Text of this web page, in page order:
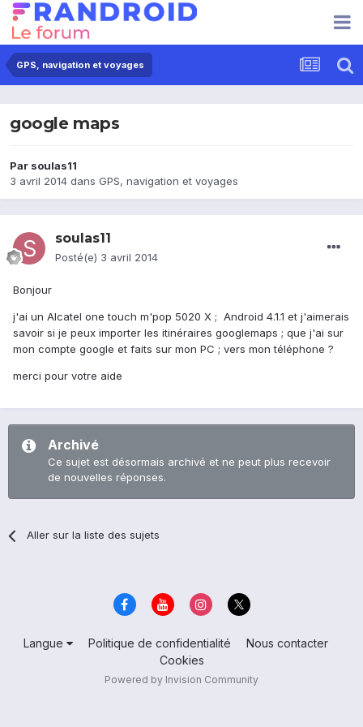
GPS, navigation et voyages
google maps
Par soulas11
3 avril 2014 dans GPS, navigation et voyages
soulas11
Posté(e) 3 avril 2014
Bonjour
j'ai un Alcatel one touch m'pop 5020 X ; Android 4.1.1 et j'aimerais
savoir si je peux importer les itinéraires googlemaps ; que j'ai sur
mon compte google et faits sur mon PC ; vers mon téléphone ?
merci pour votre aide
Archivé
Ce sujet est désormais archivé et ne peut plus recevoir
de nouvelles réponses.
Aller sur la liste des sujets
Langue Politique de confidentialité
Nous contacter
Cookies
Powered by Invision Community